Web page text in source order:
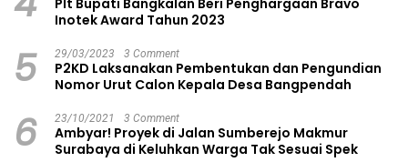
Inotek Award Tahun 2023
5 29/03/2023 3 Comment
P2KD Laksanakan Pembentukan dan Pengundian
Nomor Urut Calon Kepala Desa Bangpendah
6 23/10/2021 3 Comment
Ambyar! Proyek di Jalan Sumberejo Makmur
Surabaya di Keluhkan Warga Tak Sesuai Spek